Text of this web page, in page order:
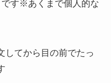
す※あくまで個人的な
してから目の前でたっ